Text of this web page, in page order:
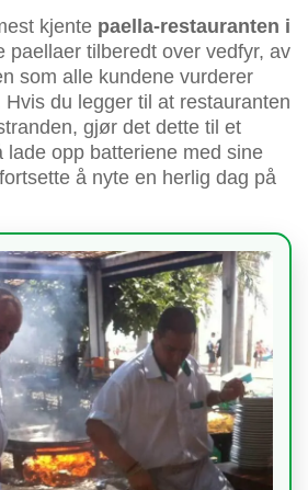
kjente paella-restauranten i
paellaer tilberedt over vedfyr, av
som alle kundene vurderer
du legger til at restauranten
gjør det dette til et
lade opp batteriene med sine
å nyte en herlig dag på